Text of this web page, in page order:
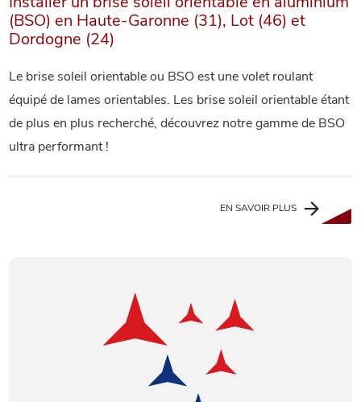
(BSO) en Haute-Garonne (31), Lot (46) et
Dordogne (24)
Le brise soleil orientable ou BSO est une volet roulant
équipé de lames orientables. Les brise soleil orientable étant
de plus en plus recherché, découvrez notre gamme de BSO
ultra performant !
EN SAVOIR PLUS